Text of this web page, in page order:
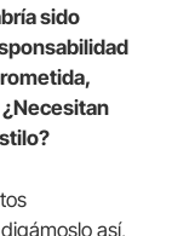
sido
así,